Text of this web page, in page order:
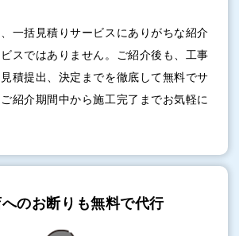
一括見積りサービスにありがちな紹介
スではありません。ご紹介後も、工事
積提出、決定までを徹底して無料でサ
紹介期間中から施工完了までお気軽に
のお断りも無料で代行